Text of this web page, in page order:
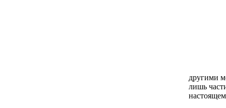
другими
лишь